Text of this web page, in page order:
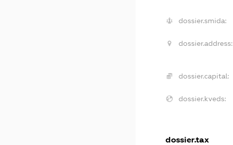
dossier.smida:
dossier.address:
dossier.capital:
dossier.kveds:
dossier.tax